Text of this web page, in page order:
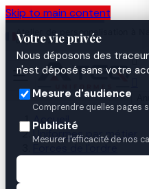
Skip to main content
Votre vie privée
Nous déposons des
n'est déposé sans votre
Mesure d'audience
Comprendre quelles pages
Publicité
Mesurer l'efficacité de nos
Atelier de personnalisation à
depuis 2003

Accueil
Uniformes par métier